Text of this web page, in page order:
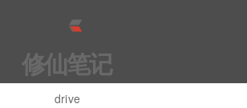
修仙笔记
drive